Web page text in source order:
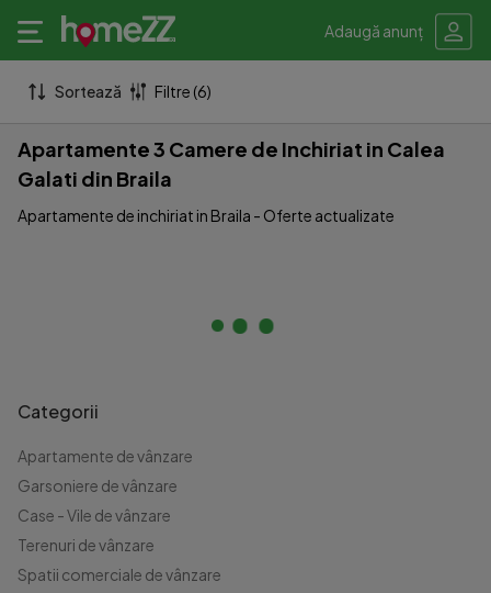
Adaugă anunț
Sortează Filtre (6)
Apartamente 3 Camere de Inchiriat in Calea
Galati din Braila
Apartamente de inchiriat in Braila - Oferte actualizate
Categorii
Apartamente de vânzare
Garsoniere de vânzare
Case - Vile de vânzare
Terenuri de vânzare
Spatii comerciale de vânzare